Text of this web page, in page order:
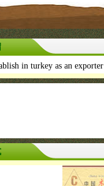
in turkey as an exporter